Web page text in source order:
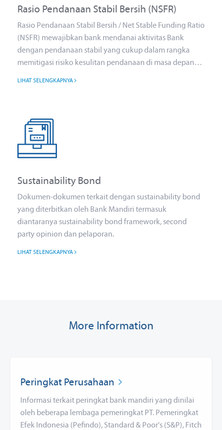
Rasio Pendanaan Stabil Bersih (NSFR)
Rasio Pendanaan Stabil Bersih / Net Stable Funding Ratio
(NSFR) mewajibkan bank mendanai aktivitas Bank
dengan pendanaan stabil yang cukup dalam rangka
memitigasi risiko kesulitan pendanaan di masa depan
LIHAT SELENGKAPNYA
Sustainability Bond
Dokumen-dokumen terkait dengan sustainability bond
yang diterbitkan oleh Bank Mandiri termasuk
diantaranya sustainability bond framework, second
party opinion dan pelaporan.
LIHAT SELENGKAPNYA
More Information
Peringkat Perusahaan
Informasi terkait peringkat bank mandiri yang dinilai
oleh beberapa lembaga pemeringkat PT. Pemeringkat
Efek Indonesia (Pefindo), Standard & Poor's (S&P), Fitch